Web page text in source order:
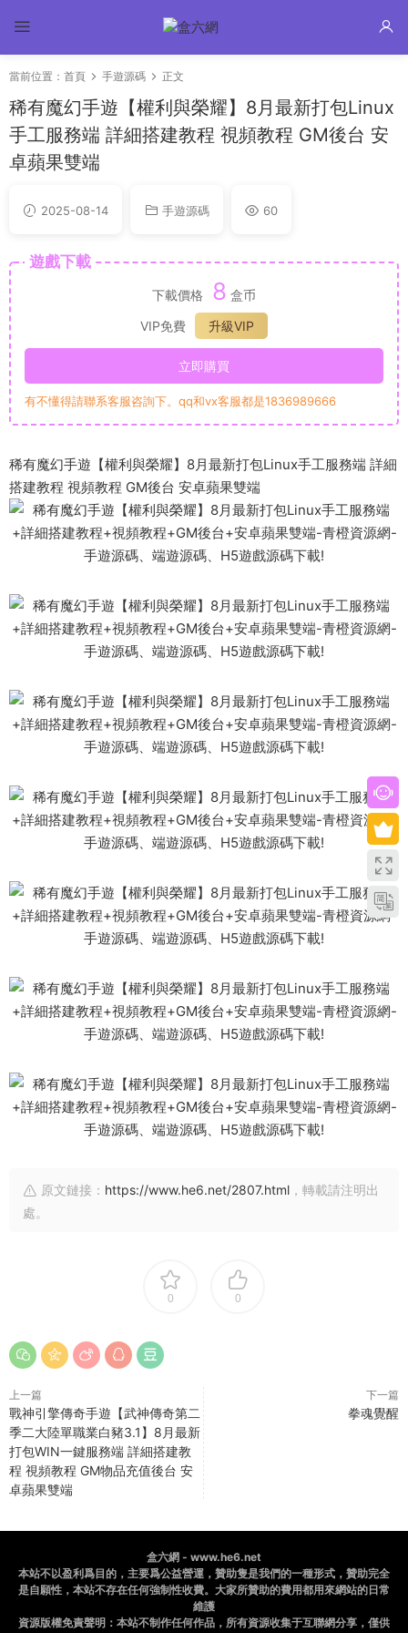
當前位置： 首頁 手遊源碼 正文
稀有魔幻手遊【權利與榮耀】8月最新打包Linux
手工服務端 詳細搭建教程 視頻教程 GM後台 安
卓蘋果雙端
2025-08-14 手遊源碼 60
遊戲下載
下載價格 8 盒币
VIP免費
升級VIP
立即購買
有不懂得請聯系客服咨詢下。qq和vx客服都是1836989666
稀有魔幻手遊【權利與榮耀】8月最新打包Linux手工服務端 詳細
搭建教程 視頻教程 GM後台 安卓蘋果雙端
原文鏈接： https://www.he6.net/2807.html ，轉載請注明出
處。
0 0
上一篇
戰神引擎傳奇手遊【武神傳奇第二
季二大陸單職業白豬3.1】8月最新
打包WIN一鍵服務端 詳細搭建教
程 視頻教程 GM物品充值後台 安
卓蘋果雙端
下一篇
拳魂覺醒
盒六網 - www.he6.net
本站不以盈利爲目的，主要爲公益營運，贊助隻是我們的一種形式，贊助完全
是自願性，本站不存在任何強制性收費。大家所贊助的費用都用來網站的日常
維護
資源版權免責聲明：本站不制作任何作品，所有資源收集于互聯網分享，僅供